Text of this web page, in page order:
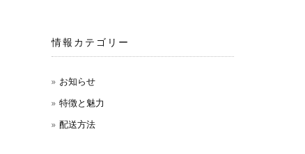
情報カテゴリー
お知らせ
特徴と魅力
配送方法